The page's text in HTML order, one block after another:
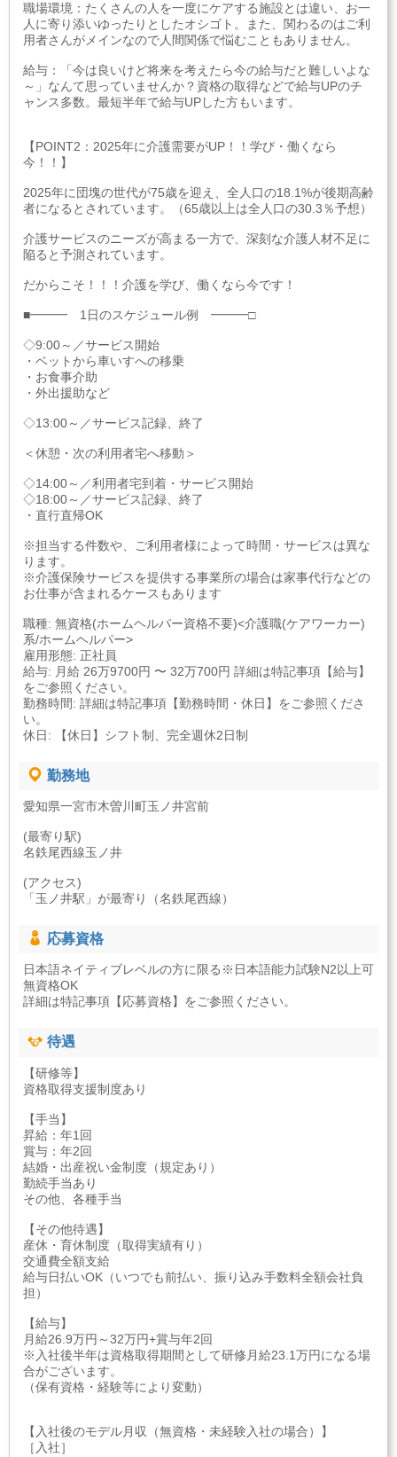
職場環境：たくさんの人を一度にケアする施設とは違い、お一
人に寄り添いゆったりとしたオシゴト。また、関わるのはご利
用者さんがメインなので人間関係で悩むこともありません。
給与：「今は良いけど将来を考えたら今の給与だと難しいよな
～」なんて思っていませんか？資格の取得などで給与UPのチ
ャンス多数。最短半年で給与UPした方もいます。
【POINT2：2025年に介護需要がUP！！学び・働くなら
今！！】
2025年に団塊の世代が75歳を迎え、全人口の18.1%が後期高齢
者になるとされています。（65歳以上は全人口の30.3％予想）
介護サービスのニーズが高まる一方で、深刻な介護人材不足に
陥ると予測されています。
だからこそ！！！介護を学び、働くなら今です！
■━━━ 1日のスケジュール例 ━━━□
◇9:00～／サービス開始
・ベットから車いすへの移乗
・お食事介助
・外出援助など
◇13:00～／サービス記録、終了
＜休憩・次の利用者宅へ移動＞
◇14:00～／利用者宅到着・サービス開始
◇18:00～／サービス記録、終了
・直行直帰OK
※担当する件数や、ご利用者様によって時間・サービスは異な
ります。
※介護保険サービスを提供する事業所の場合は家事代行などの
お仕事が含まれるケースもあります
職種: 無資格(ホームヘルパー資格不要)<介護職(ケアワーカー)
系/ホームヘルパー>
雇用形態: 正社員
給与: 月給 26万9700円 〜 32万700円 詳細は特記事項【給与】
をご参照ください。
勤務時間: 詳細は特記事項【勤務時間・休日】をご参照くださ
い。
休日: 【休日】シフト制、完全週休2日制
勤務地
愛知県一宮市木曽川町玉ノ井宮前
(最寄り駅)
名鉄尾西線玉ノ井
(アクセス)
「玉ノ井駅」が最寄り（名鉄尾西線）
応募資格
日本語ネイティブレベルの方に限る※日本語能力試験N2以上可
無資格OK
詳細は特記事項【応募資格】をご参照ください。
待遇
【研修等】
資格取得支援制度あり
【手当】
昇給：年1回
賞与：年2回
結婚・出産祝い金制度（規定あり）
勤続手当あり
その他、各種手当
【その他待遇】
産休・育休制度（取得実績有り）
交通費全額支給
給与日払いOK（いつでも前払い、振り込み手数料全額会社負
担）
【給与】
月給26.9万円～32万円+賞与年2回
※入社後半年は資格取得期間として研修月給23.1万円になる場
合がございます。
（保有資格・経験等により変動）
【入社後のモデル月収（無資格・未経験入社の場合）】
［入社］